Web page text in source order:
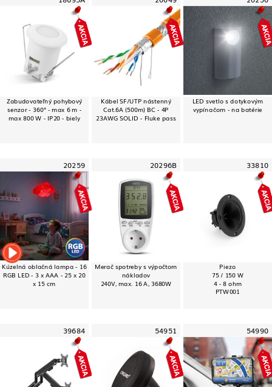
Zabudovateľný pohybový
senzor - 360° - max 6 m -
max 800 W - IP20 - biely
Kábel SF/UTP nástenný
Cat.6A (500m) BC - 4P
23AWG SOLID - Fluke pass
LED svetlo s dotykovým
vypínačom - na batérie
20259
Kúzelná oblačná lampa - 16
RGB LED - 3 x AAA - 25 x 20
x 15 cm
20296B
Merač spotreby s výpočtom
nákladov
240V, max. 16 A, 3680W
33810
Piezo
75 / 150 W
4 - 8 ohm
PTW001
39684 54951 54990